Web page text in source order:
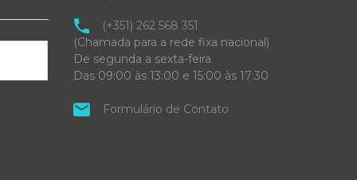
(+351) 262 568 351
(Chamada para a rede fixa nacional)
De segunda a sexta-feira
Das 09:00 às 13:00 e 15:00 às 17:30
Formulário de Contato